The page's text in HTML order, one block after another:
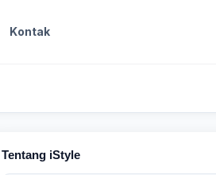
Kontak
Tentang iStyle